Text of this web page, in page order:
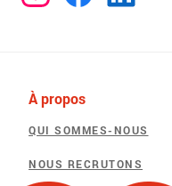
À propos
QUI SOMMES-NOUS
NOUS RECRUTONS